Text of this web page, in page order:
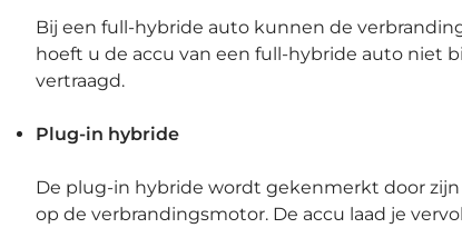
Bij een full-hybride auto kunnen de
hoeft u de accu van een full-hybride auto niet
vertraagd.
Plug-in hybride
De plug-in hybride wordt gekenmerkt door zijn
op de verbrandingsmotor. De accu laad je